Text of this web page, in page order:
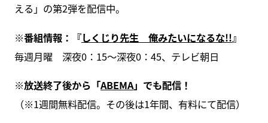
える」の第2弾を配信中。
※番組情報：『しくじり先生 俺みたいになるな!!』
毎週月曜 深夜0： 15～深夜0： 45、テレビ朝日
※放送終了後から「ABEMA」でも配信！
（※1週間無料配信。その後は1年間、有料にて配信）